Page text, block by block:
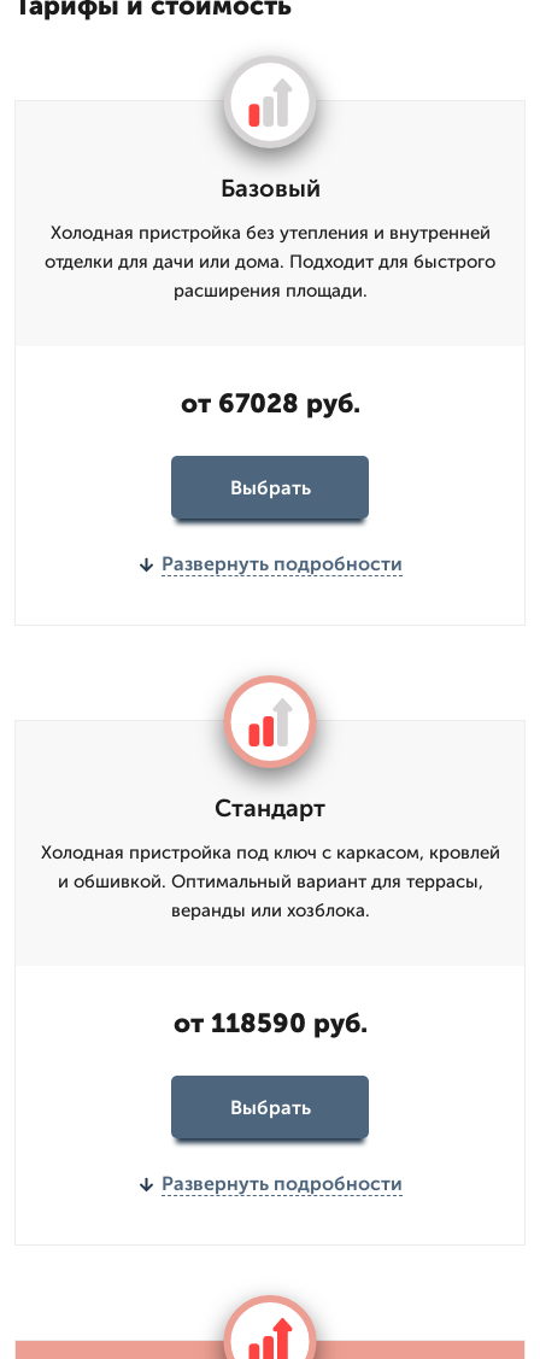
Базовый
Холодная пристройка без утепления и внутренней
отделки для дачи или дома. Подходит для быстрого
расширения площади.
от 67028 руб.
Выбрать
Развернуть подробности
Стандарт
Холодная пристройка под ключ с каркасом, кровлей
и обшивкой. Оптимальный вариант для террасы,
веранды или хозблока.
от 118590 руб.
Выбрать
Развернуть подробности